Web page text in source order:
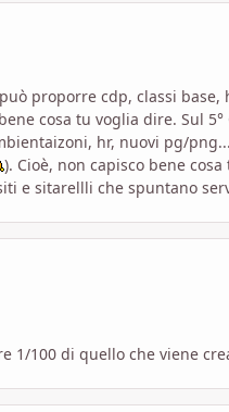
proporre cdp, classi
cosa tu voglia dire. Sul
hr, nuovi pg/
). Cioè, non capisco bene
e sitarellli che spuntano
1/100 di quello che viene